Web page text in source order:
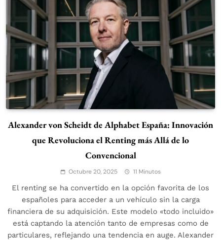
Alexander von Scheidt de Alphabet España: Innovación
que Revoluciona el Renting más Allá de lo
Convencional
Octubre 20, 2025 11 Minutos
El renting se ha convertido en la opción favorita de los
españoles para acceder a un vehículo sin la carga
financiera de su adquisición. Este modelo «todo incluido»
está captando la atención tanto de empresas como de
particulares, reflejando una tendencia en auge. Alexander